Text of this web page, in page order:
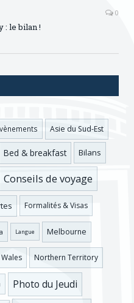
0
: le bilan !
Asie du Sud-Est
Bed & breakfast Bilans
Conseils de voyage
Formalités & Visas
Langue Melbourne
Northern Territory
Photo du Jeudi